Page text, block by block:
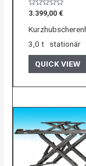
Bewertet
von
3.399,00 €
3,0 t stationär
QUICK VIEW